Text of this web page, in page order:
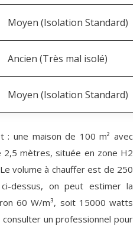
Moyen (Isolation Standard)
Ancien (Très mal isolé)
Moyen (Isolation Standard)
: une maison de 100 m² avec
2,5 mètres, située en zone H2
volume à chauffer est de 250
dessus, on peut estimer la
60 W/m³, soit 15000 watts
un professionnel pour